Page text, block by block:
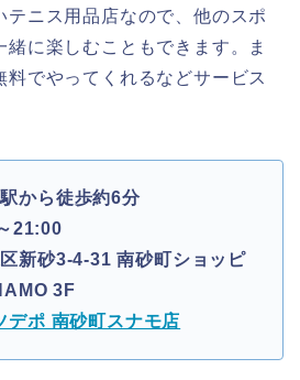
テニス用品店なので、他のスポ
に楽しむこともできます。ま
料でやってくれるなどサービス
から徒歩約6分
21:00
新砂3-4-31 南砂町ショッピ
3F
デポ 南砂町スナモ店